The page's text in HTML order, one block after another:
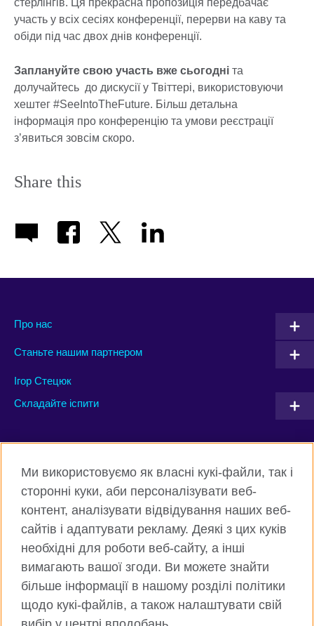
стерлінгів. Ця прекрасна пропозиція передбачає
участь у всіх сесіях конференції, перерви на каву та
обіди під час двох днів конференції.
Заплануйте свою участь вже сьогодні та
долучайтесь до дискусії у Твіттері, використовуючи
хештег #SeeIntoTheFuture. Більш детальна
інформація про конференцію та умови реєстрації
з’явиться зовсім скоро.
Share this
Про нас
Станьте нашим партнером
Ігор Стецюк
Складайте іспити
Connect with us
Facebook Twitter
Instagram Flickr
TikTok YouTube
Всесвітня Британська Рада
Ми використовуємо як власні кукі-файли, так і
сторонні куки, аби персоналізувати веб-
контент, аналізувати відвідування наших веб-
сайтів і адаптувати рекламу. Деякі з цих куків
необхідні для роботи веб-сайту, а інші
вимагають вашої згоди. Ви можете знайти
більше інформації в нашому розділі політики
щодо кукі-файлів, а також налаштувати свій